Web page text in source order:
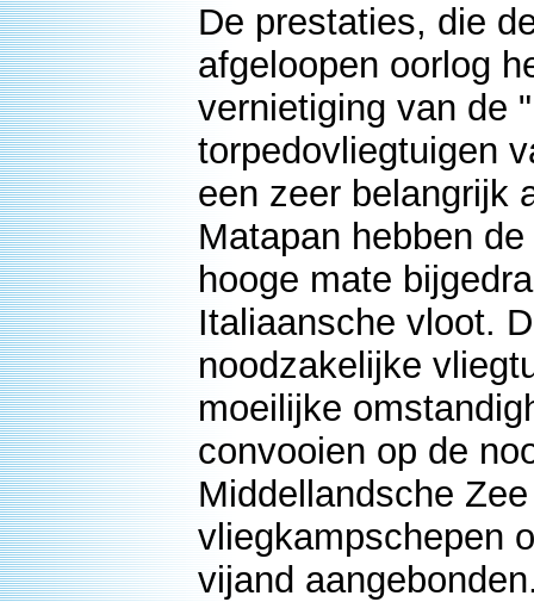
De prestaties, die
afgeloopen oorlog
vernietiging van de
torpedovliegtuigen
een zeer belangrijk
Matapan hebben
hooge mate
Italiaansche vloot.
noodzakelijke
moeilijke
convooien op de
Middellandsche
vliegkampschepen
vijand